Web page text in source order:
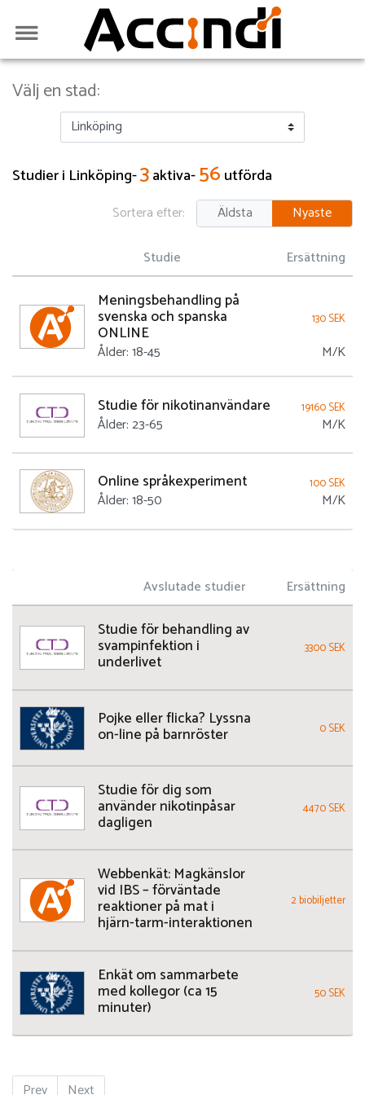
Välj en stad:
Studier i Linköping-3aktiva-56utförda
Sortera efter: Äldsta Nyaste
Studie Ersättning
Meningsbehandling på
svenska och spanska
ONLINE
130 SEK
Ålder: 18-45 M/K
Studie för nikotinanvändare 19160 SEK
Ålder: 23-65 M/K
Online språkexperiment 100 SEK
Ålder: 18-50 M/K
Avslutade studier Ersättning
Studie för behandling av
svampinfektion i
underlivet
3300 SEK
Pojke eller flicka? Lyssna
on-line på barnröster 0 SEK
Studie för dig som
använder nikotinpåsar
dagligen
4470 SEK
Webbenkät: Magkänslor
vid IBS – förväntade
reaktioner på mat i
hjärn-tarm-interaktionen
2 biobiljetter
Enkät om sammarbete
med kollegor (ca 15
minuter)
50 SEK
Prev Next